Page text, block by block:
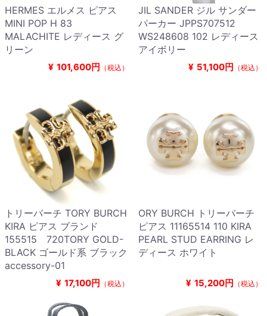
HERMES エルメス ピアス
MINI POP H 83
MALACHITE レディース グ
リーン
¥ 101,600円 （税込）
JIL SANDER ジル サンダー
パーカー JPPS707512
WS248608 102 レディース
アイボリー
¥ 51,100円 （税込）
トリーバーチ TORY BURCH
KIRA ピアス ブランド
155515 720TORY GOLD-
BLACK ゴールド系 ブラック
accessory-01
¥ 17,100円 （税込）
ORY BURCH トリーバーチ
ピアス 11165514 110 KIRA
PEARL STUD EARRING レ
ディース ホワイト
¥ 15,200円 （税込）